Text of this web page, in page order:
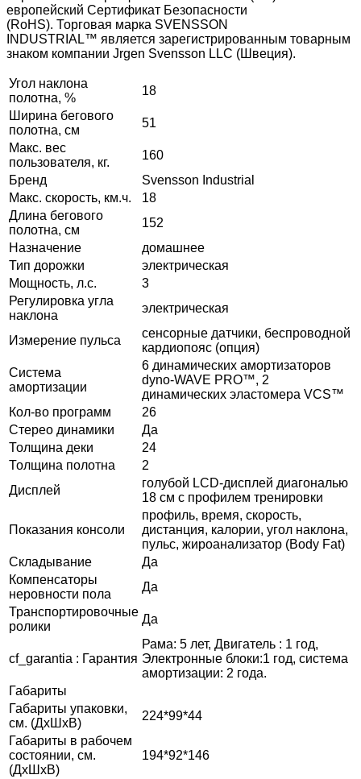
европейский Сертификат Безопасности
(RoHS). Торговая марка SVENSSON
INDUSTRIAL™ является зарегистрированным товарным
знаком компании Jrgen Svensson LLC (Швеция).
Угол наклона
полотна, %
18
Ширина бегового
полотна, см
51
Макс. вес
пользователя, кг.
160
Бренд
Svensson Industrial
Макс. скорость, км.ч.
18
Длина бегового
полотна, см
152
Назначение
домашнее
Тип дорожки
электрическая
Мощность, л.с.
3
Регулировка угла
наклона
электрическая
Измерение пульса
сенсорные датчики, беспроводной
кардиопояс (опция)
Система
амортизации
6 динамических амортизаторов
dyno-WAVE PRO™, 2
динамических эластомера VCS™
Кол-во программ
26
Стерео динамики
Да
Толщина деки
24
Толщина полотна
2
Дисплей
голубой LCD-дисплей диагональю
18 см с профилем тренировки
Показания консоли
профиль, время, скорость,
дистанция, калории, угол наклона,
пульс, жироанализатор (Body Fat)
Складывание
Да
Компенсаторы
неровности пола
Да
Транспортировочные
ролики
Да
cf_garantia : Гарантия
Рама: 5 лет, Двигатель : 1 год,
Электронные блоки:1 год, система
амортизации: 2 года.
Габариты
Габариты упаковки,
см. (ДхШхВ)
224*99*44
Габариты в рабочем
состоянии, см.
(ДхШхВ)
194*92*146